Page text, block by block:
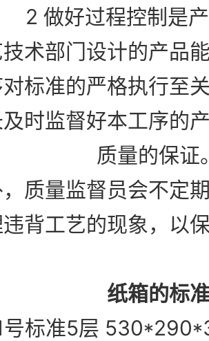
做好过程控制是产
部门设计的产品能
标准的严格执行至
时监督好本工序的
质量的保证
量监督员会不定期
背工艺的现象，以
纸箱的标
准5层